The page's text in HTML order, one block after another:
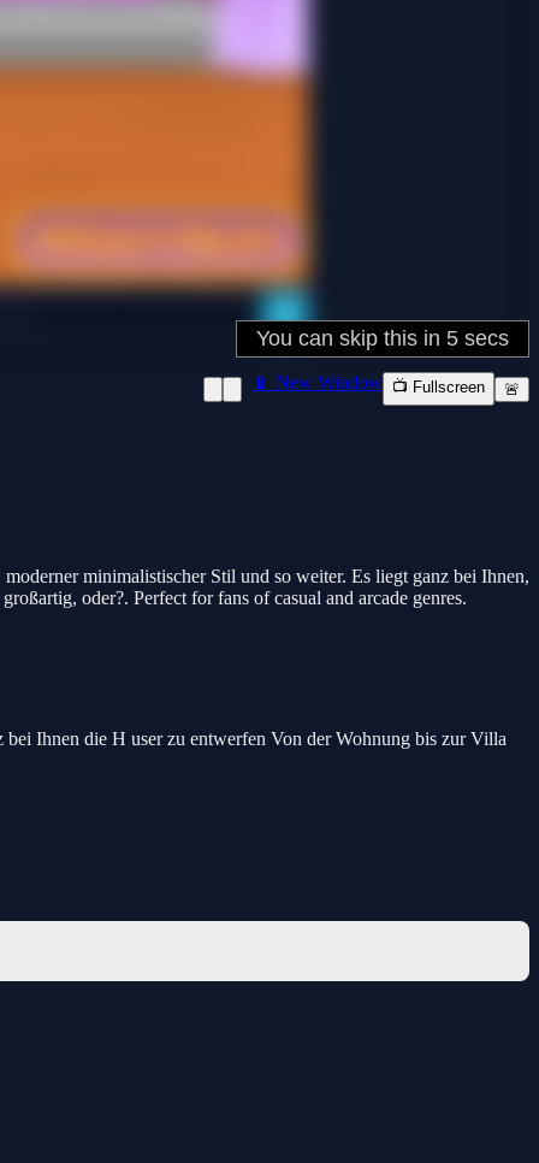
📱 New Window 📺 Fullscreen 🚨
minimalistischer Stil und so weiter. Es liegt ganz bei Ihnen,
oder?. Perfect for fans of casual and arcade genres.
Ihnen die H user zu entwerfen Von der Wohnung bis zur Villa